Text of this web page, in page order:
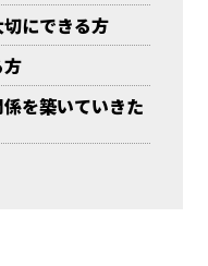
にできる方
を築いていきた